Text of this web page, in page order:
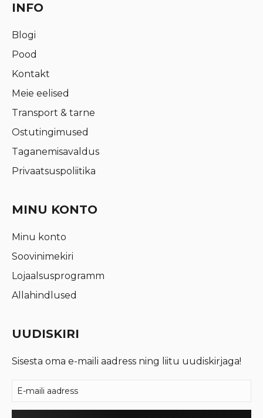
INFO
Blogi
Pood
Kontakt
Meie eelised
Transport & tarne
Ostutingimused
Taganemisavaldus
Privaatsuspoliitika
MINU KONTO
Minu konto
Soovinimekiri
Lojaalsusprogramm
Allahindlused
UUDISKIRI
Sisesta oma e-maili aadress ning liitu uudiskirjaga!